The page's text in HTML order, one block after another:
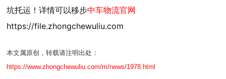
坑托运！详情可以移步中车物流官网
https://file.zhongchewuliu.com
本文属原创，转载请注明出处：
https://www.zhongchewuliu.com/m/news/1978.html